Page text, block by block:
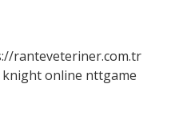
ranteveteriner.com.tr
knight online nttgame